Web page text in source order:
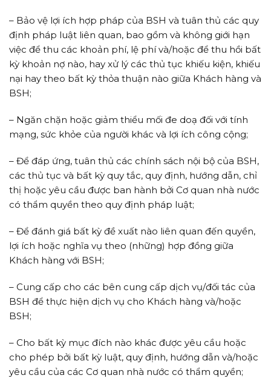
– Bảo vệ lợi ích hợp pháp của BSH và tuân thủ các quy
định pháp luật liên quan, bao gồm và không giới hạn
việc để thu các khoản phí, lệ phí và/hoặc để thu hồi bất
kỳ khoản nợ nào, hay xử lý các thủ tục khiếu kiện, khiếu
nại hay theo bất kỳ thỏa thuận nào giữa Khách hàng và
BSH;
– Ngăn chặn hoặc giảm thiểu mối đe doạ đối với tính
mạng, sức khỏe của người khác và lợi ích công cộng;
– Để đáp ứng, tuân thủ các chính sách nội bộ của BSH,
các thủ tục và bất kỳ quy tắc, quy định, hướng dẫn, chỉ
thị hoặc yêu cầu được ban hành bởi Cơ quan nhà nước
có thẩm quyền theo quy định pháp luật;
– Để đánh giá bất kỳ đề xuất nào liên quan đến quyền,
lợi ích hoặc nghĩa vụ theo (những) hợp đồng giữa
Khách hàng với BSH;
– Cung cấp cho các bên cung cấp dịch vụ/đối tác của
BSH để thực hiện dịch vụ cho Khách hàng và/hoặc
BSH;
– Cho bất kỳ mục đích nào khác được yêu cầu hoặc
cho phép bởi bất kỳ luật, quy định, hướng dẫn và/hoặc
yêu cầu của các Cơ quan nhà nước có thẩm quyền;